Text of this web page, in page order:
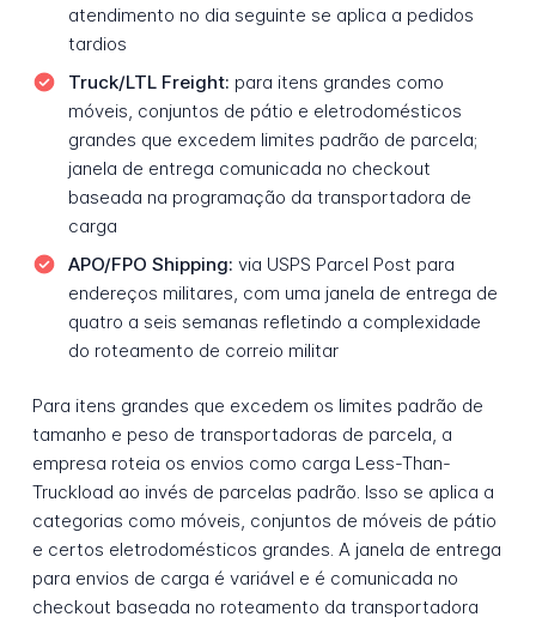
atendimento no dia seguinte se aplica a pedidos
tardios
Truck/LTL Freight: para itens grandes como
móveis, conjuntos de pátio e eletrodomésticos
grandes que excedem limites padrão de parcela;
janela de entrega comunicada no checkout
baseada na programação da transportadora de
carga
APO/FPO Shipping: via USPS Parcel Post para
endereços militares, com uma janela de entrega de
quatro a seis semanas refletindo a complexidade
do roteamento de correio militar
Para itens grandes que excedem os limites padrão de
tamanho e peso de transportadoras de parcela, a
empresa roteia os envios como carga Less-Than-
Truckload ao invés de parcelas padrão. Isso se aplica a
categorias como móveis, conjuntos de móveis de pátio
e certos eletrodomésticos grandes. A janela de entrega
para envios de carga é variável e é comunicada no
checkout baseada no roteamento da transportadora